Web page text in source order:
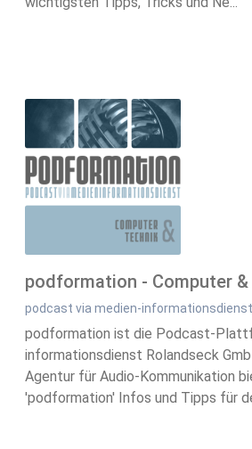
podformation - Computer &
podcast via medien-informationsdienst
podformation ist die Podcast-
informationsdienst Rolandseck
Agentur für Audio-Kommunikation
'podformation' Infos und Tipps für